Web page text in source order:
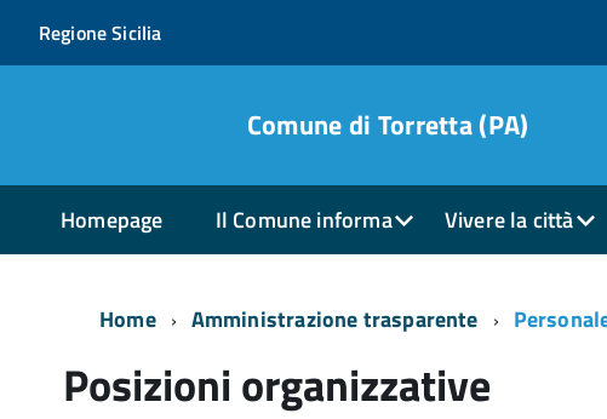
Regione Sicilia
Comune di Torretta (PA)
Homepage Il Comune informa Vivere la città
Home Amministrazione trasparente
Posizioni organizzative